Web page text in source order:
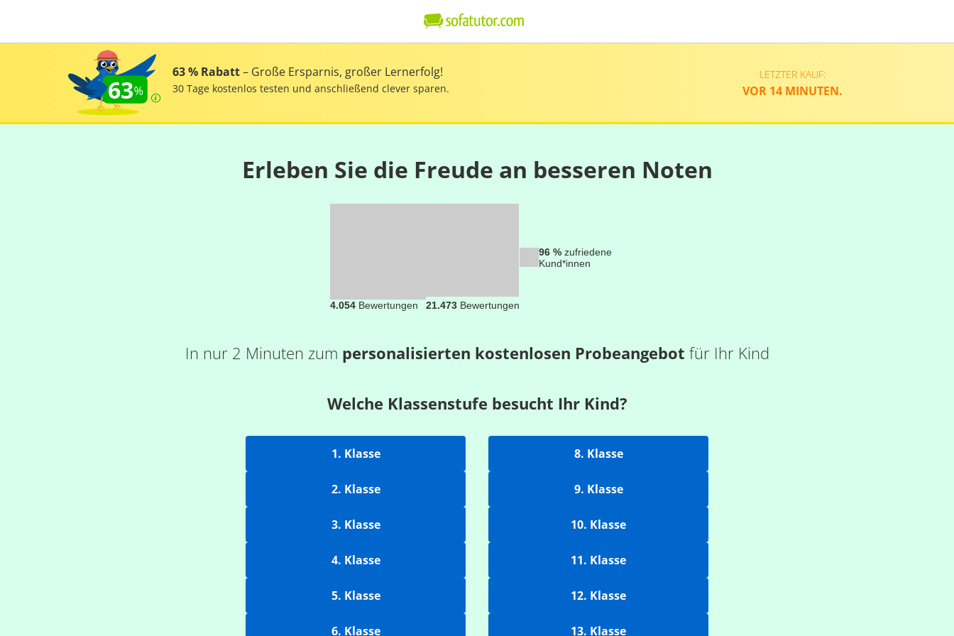
63
63 % Rabatt– Große Ersparnis, großer Lernerfolg!
30 Tage kostenlos testen und anschließend clever sparen.
LETZTER KAUF:
VOR 14 MINUTEN.
Erleben Sie die Freude an besseren Noten
4.054Bewertungen 21.473Bewertungen
96 %zufriedene
Kund*innen
In nur 2 Minuten zum personalisierten kostenlosen Probeangebot für Ihr Kind
Welche Klassenstufe besucht Ihr Kind?
1. Klasse
2. Klasse
3. Klasse
4. Klasse
5. Klasse
6. Klasse
8. Klasse
9. Klasse
10. Klasse
11. Klasse
12. Klasse
13. Klasse